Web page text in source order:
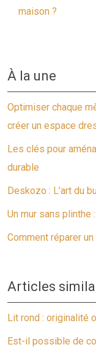
maison ?
À la une
Optimiser chaque
créer un espace
Les clés pour
durable
Deskozo : L’art du
Un mur sans plinthe
Comment réparer
Articles
Lit rond : originalité
Est-il possible de